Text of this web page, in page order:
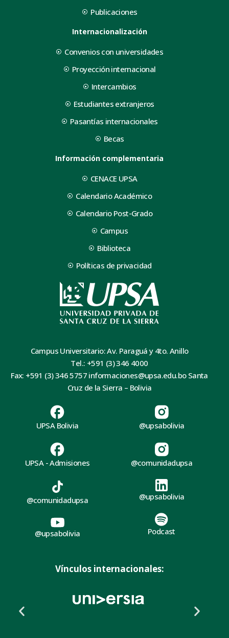
Publicaciones
Internacionalización
Convenios con universidades
Proyección internacional
Intercambios
Estudiantes extranjeros
Pasantías internacionales
Becas
Información complementaria
CENACE UPSA
Calendario Académico
Calendario Post-Grado
Campus
Biblioteca
Políticas de privacidad
Campus Universitario: Av. Paraguá y 4to. Anillo
Tel.: +591 (3) 346 4000
Fax: +591 (3) 346 5757 informaciones@upsa.edu.bo Santa
Cruz de la Sierra – Bolivia
UPSA Bolivia
UPSA - Admisiones
@upsabolivia
@comunidadupsa
@comunidadupsa
@upsabolivia
@upsabolivia
Podcast
Vínculos internacionales: